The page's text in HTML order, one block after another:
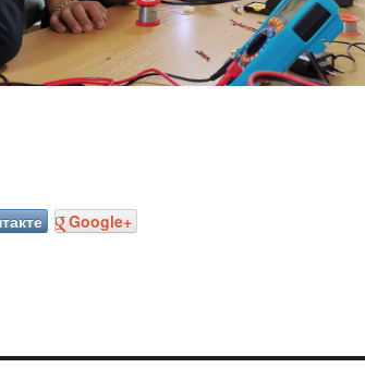
Google+